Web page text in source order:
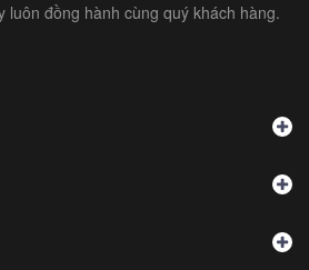
luôn đồng hành cùng quý khách hàng.